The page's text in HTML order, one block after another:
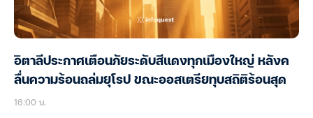
อิตาลีประกาศเตือนภัยระดับสีแดงทุกเมืองใหญ่ หลังค
ลื่นความร้อนถล่มยุโรป ขณะออสเตรียทุบสถิติร้อนสุด
16:00 น.